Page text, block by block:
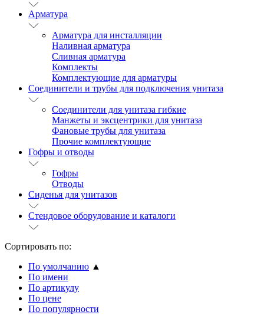
Арматура
Арматура для инсталляции
Наливная арматура
Сливная арматура
Комплекты
Комплектующие для арматуры
Соединители и трубы для подключения унитаза
Соединители для унитаза гибкие
Манжеты и эксцентрики для унитаза
Фановые трубы для унитаза
Прочие комплектующие
Гофры и отводы
Гофры
Отводы
Сиденья для унитазов
Стендовое оборудование и каталоги
Сортировать по:
По умолчанию ▲
По имени
По артикулу
По цене
По популярности